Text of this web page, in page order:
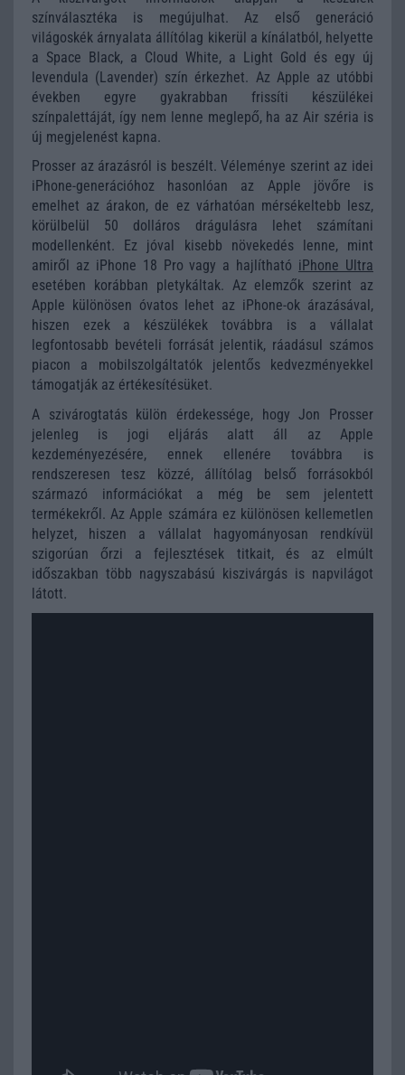
színválasztéka is megújulhat. Az első generáció
világoskék árnyalata állítólag kikerül a kínálatból, helyette
a Space Black, a Cloud White, a Light Gold és egy új
levendula (Lavender) szín érkezhet. Az Apple az utóbbi
években egyre gyakrabban frissíti készülékei
színpalettáját, így nem lenne meglepő, ha az Air széria is
új megjelenést kapna.
Prosser az árazásról is beszélt. Véleménye szerint az idei
iPhone-generációhoz hasonlóan az Apple jövőre is
emelhet az árakon, de ez várhatóan mérsékeltebb lesz,
körülbelül 50 dolláros drágulásra lehet számítani
modellenként. Ez jóval kisebb növekedés lenne, mint
amiről az iPhone 18 Pro vagy a hajlítható iPhone Ultra
esetében korábban pletykáltak. Az elemzők szerint az
Apple különösen óvatos lehet az iPhone-ok árazásával,
hiszen ezek a készülékek továbbra is a vállalat
legfontosabb bevételi forrását jelentik, ráadásul számos
piacon a mobilszolgáltatók jelentős kedvezményekkel
támogatják az értékesítésüket.
A szivárogtatás külön érdekessége, hogy Jon Prosser
jelenleg is jogi eljárás alatt áll az Apple
kezdeményezésére, ennek ellenére továbbra is
rendszeresen tesz közzé, állítólag belső forrásokból
származó információkat a még be sem jelentett
termékekről. Az Apple számára ez különösen kellemetlen
helyzet, hiszen a vállalat hagyományosan rendkívül
szigorúan őrzi a fejlesztések titkait, és az elmúlt
időszakban több nagyszabású kiszivárgás is napvilágot
látott.